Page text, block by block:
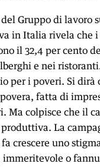
Gruppo di lavoro
in Italia rivela che
il 32,4 per cento
e nei
per i poveri. Si
fatta di
Ma colpisce che il
La
crescere uno
o